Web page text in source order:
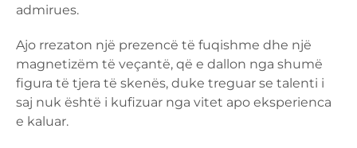
admirues.
Ajo rrezaton një prezencë të fuqishme dhe një
magnetizëm të veçantë, që e dallon nga shumë
figura të tjera të skenës, duke treguar se talenti i
saj nuk është i kufizuar nga vitet apo eksperienca
e kaluar.